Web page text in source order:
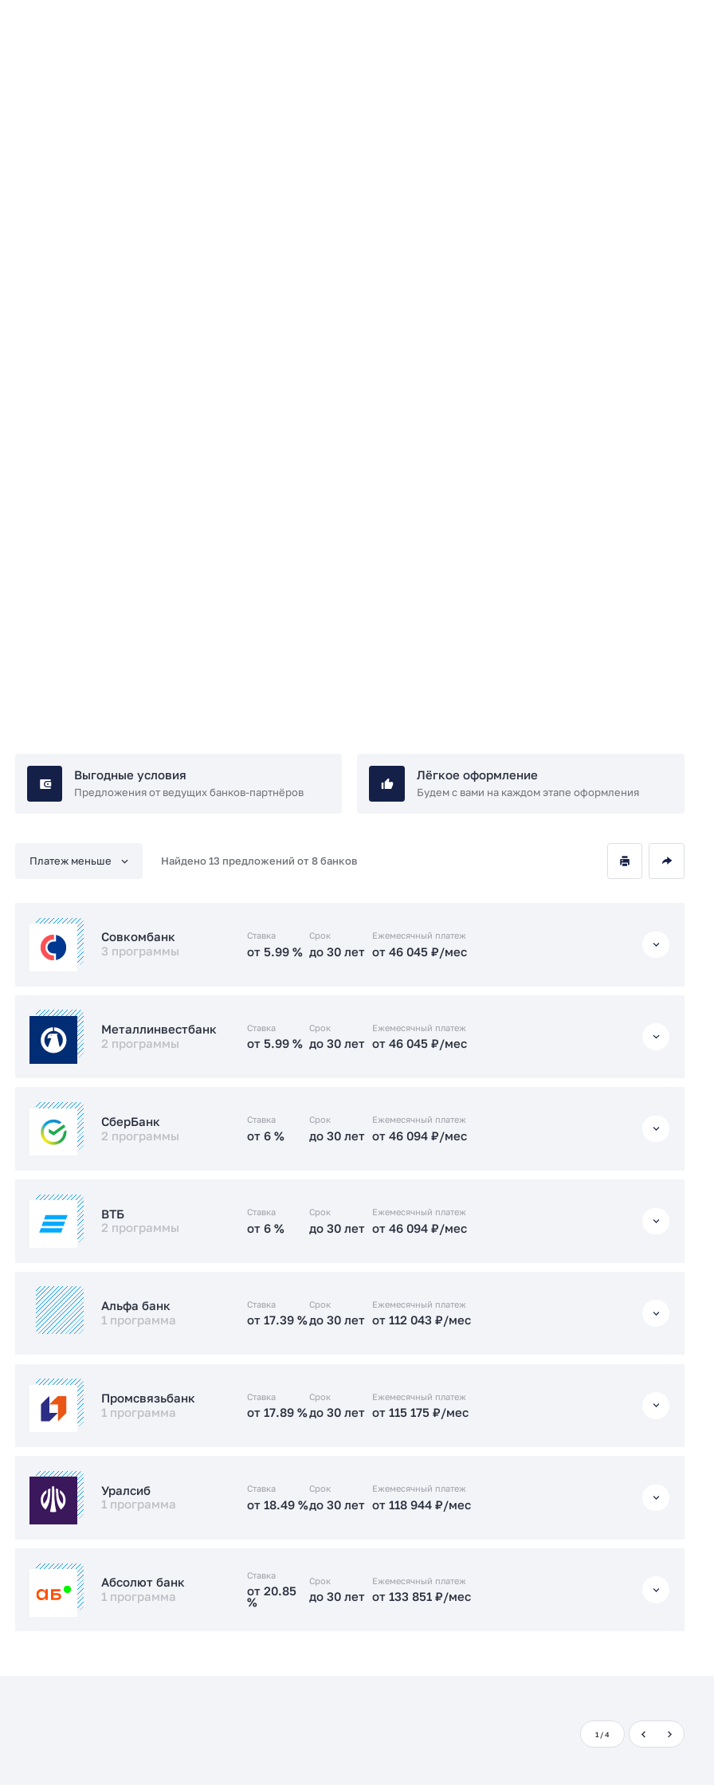
Выгодные условия
Предложения от ведущих банков-партнёров
Лёгкое оформление
Будем с вами на каждом этапе оформления
Найдено 13 предложений от 8 банков
Совкомбанк
3 программы
Ставка
от 5.99 %
Срок
до 30 лет
Ежемесячный платеж
от 46 045 ₽/мес
Семейная
IT-ипотека
Металлинвестбанк
2 программы
Ставка
от 5.99 %
Срок
до 30 лет
Ежемесячный платеж
от 46 045 ₽/мес
IT-ипотека
Стандартная
СберБанк
2 программы
Ставка
от 6 %
Срок
до 30 лет
Ежемесячный платеж
от 46 094 ₽/мес
IT-ипотека
Стандартная
ВТБ
2 программы
Ставка
от 6 %
Срок
до 30 лет
Ежемесячный платеж
от 46 094 ₽/мес
IT-ипотека
Стандартная
Альфа банк
1 программа
Ставка
от 17.39 %
Срок
до 30 лет
Ежемесячный платеж
от 112 043 ₽/мес
Стандартная
Промсвязьбанк
1 программа
Ставка
от 17.89 %
Срок
до 30 лет
Ежемесячный платеж
от 115 175 ₽/мес
Стандартная
Уралсиб
1 программа
Ставка
от 18.49 %
Срок
до 30 лет
Ежемесячный платеж
от 118 944 ₽/мес
Стандартная
Абсолют банк
1 программа
Ставка
от 20.85
%
Срок
до 30 лет
Ежемесячный платеж
от 133 851 ₽/мес
Подать заявку застройщику 1 /4